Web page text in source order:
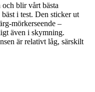
blir vårt bästa
i test. Den sticker ut
mörkerseende –
även i skymning.
är relativt låg, särskilt